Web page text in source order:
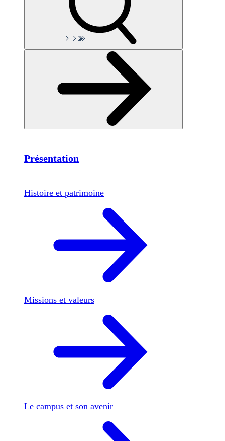
Présentation
Histoire et patrimoine
Missions et valeurs
Le campus et son avenir